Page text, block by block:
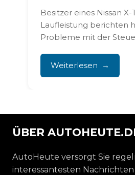
Besitzer eines Nissan
Laufleistung berichten
Probleme mit der
Weiterlesen
ÜBER
AutoHeute versorgt Sie
interessantesten